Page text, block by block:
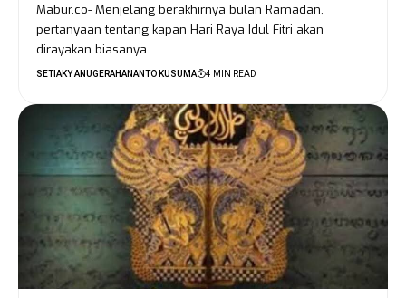
Mabur.co- Menjelang berakhirnya bulan Ramadan,
pertanyaan tentang kapan Hari Raya Idul Fitri akan
dirayakan biasanya…
SETIAKY ANUGERAHANANTO KUSUMA 4 MIN READ